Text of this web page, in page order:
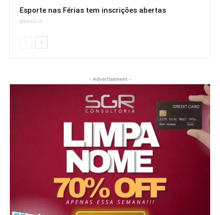
Esporte nas Férias tem inscrições abertas
BRASÍLIA
- Advertisement -